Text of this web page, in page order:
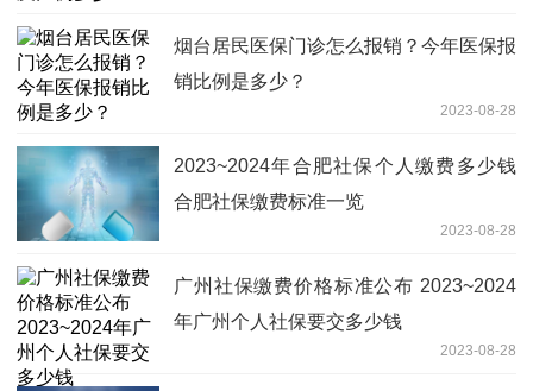
烟台居民医保门诊怎么报销？今年医保报
销比例是多少？
2023-08-28
2023~2024年合肥社保个人缴费多少钱
合肥社保缴费标准一览
2023-08-28
广州社保缴费价格标准公布 2023~2024
年广州个人社保要交多少钱
2023-08-28